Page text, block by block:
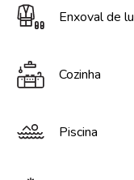
Enxoval de
Cozinha
Piscina